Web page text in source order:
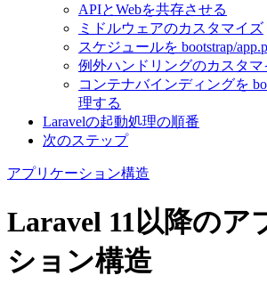
APIとWebを共存させる
ミドルウェアのカスタマイズ
スケジュールを bootstrap/
例外ハンドリングのカスタマ
コンテナバインディングを
理する
Laravelの起動処理の順番
次のステップ
アプリケーション構造
Laravel 11以降のア
ション構造